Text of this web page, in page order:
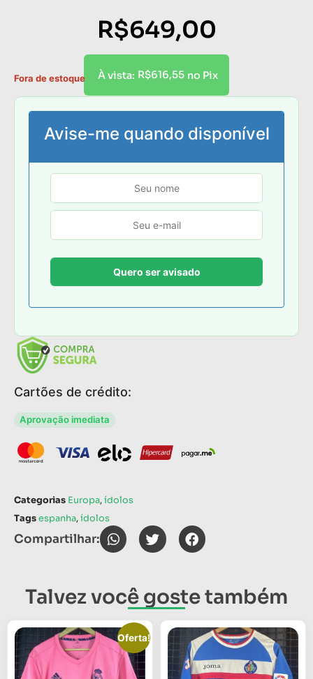
R$649,00
À vista: R$616,55 no Pix
Fora de estoque
Avise-me quando disponível
Cartões de crédito:
Aprovação imediata
Categorias Europa,ídolos
Tagsespanha,ídolos
Compartilhar:
Talvez você goste também
Oferta!